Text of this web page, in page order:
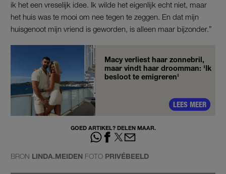
ik het een vreselijk idee. Ik wilde het eigenlijk echt niet, maar
het huis was te mooi om nee tegen te zeggen. En dat mijn
huisgenoot mijn vriend is geworden, is alleen maar bijzonder.”
Macy verliest haar zonnebril,
maar vindt haar droomman: 'Ik
besloot te emigreren'
LEES MEER
GOED ARTIKEL? DELEN MAAR.
BRON LINDA.MEIDEN FOTO PRIVÉBEELD